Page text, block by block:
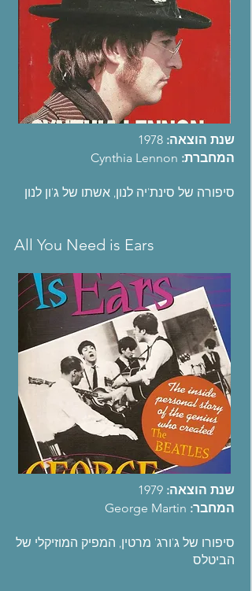
שנת הוצאה:
המחברת:
סיפורה של סינת'יה לנון, אשתו של ג'ון לנון
All You Need is Ears
שנת הוצאה:
המחבר:
סיפורו של ג'ורג' מרטין, המפיק המוזיקלי של
הביטלס